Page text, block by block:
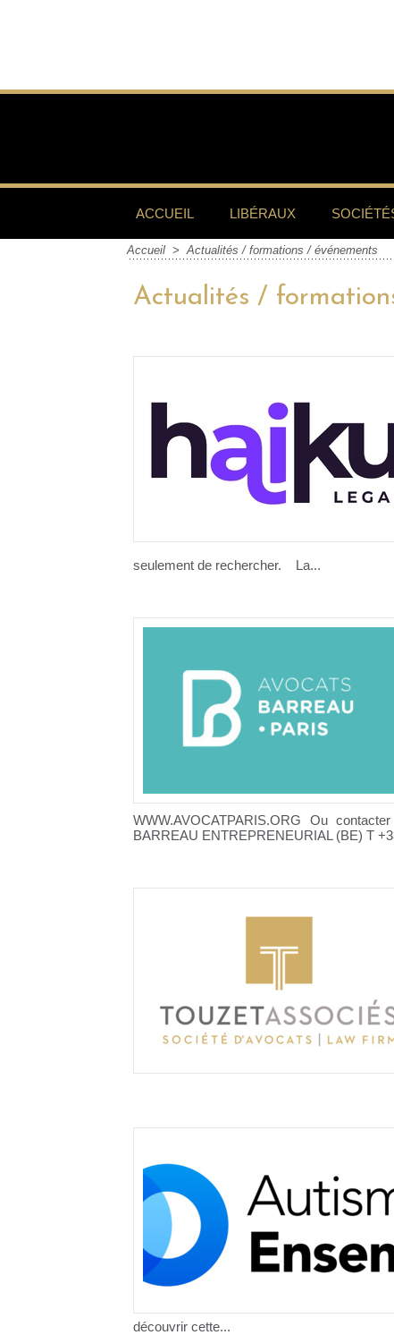
ACCUEIL LIBÉRAUX
Accueil > Actualités / formations / événements
Actualités /
seulement de rechercher. La...
WWW.AVOCATPARIS.ORG Ou
BARREAU ENTREPRENEURIAL (BE) T
découvrir cette...